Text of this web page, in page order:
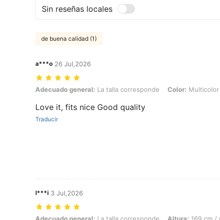
Sin reseñas locales
de buena calidad (1)
a***o 26 Jul,2026
Adecuado general: La talla corresponde, Color: Multicolor, Talla: M
Adecuado general: La talla corresponde Color: Multicolor
Love it, fits nice Good quality
Traducir
l***i 3 Jul,2026
Adecuado general: La talla corresponde, Altura: 169 cm / 67 in,